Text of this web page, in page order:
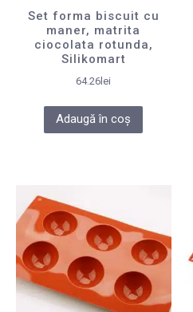
Set forma biscuit cu
maner, matrita
ciocolata rotunda,
Silikomart
64.26 lei
Adaugă în coș